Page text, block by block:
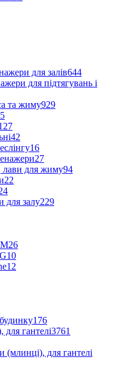
для залів644
для підтягувань і
та жиму929
42
16
27
лави для жиму94
22
для залу229
26
10
12
176
гантелі3761
для гантелі